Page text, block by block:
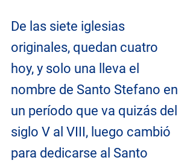
De las siete iglesias
originales, quedan cuatro
hoy, y solo una lleva el
nombre de Santo Stefano en
un período que va quizás del
siglo V al VIII, luego cambió
para dedicarse al Santo